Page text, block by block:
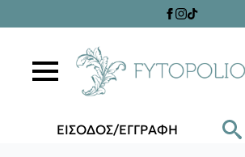
ΕΙΣΟΔΟΣ/ΕΓΓΡΑΦΗ